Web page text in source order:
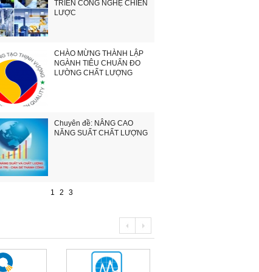
TRIỂN CÔNG NGHỆ CHIẾN
LƯỢC
CHÀO MỪNG THÀNH LẬP
NGÀNH TIÊU CHUẨN ĐO
LƯỜNG CHẤT LƯỢNG
Chuyên đề: NÂNG CAO
NĂNG SUẤT CHẤT LƯỢNG
1 2 3